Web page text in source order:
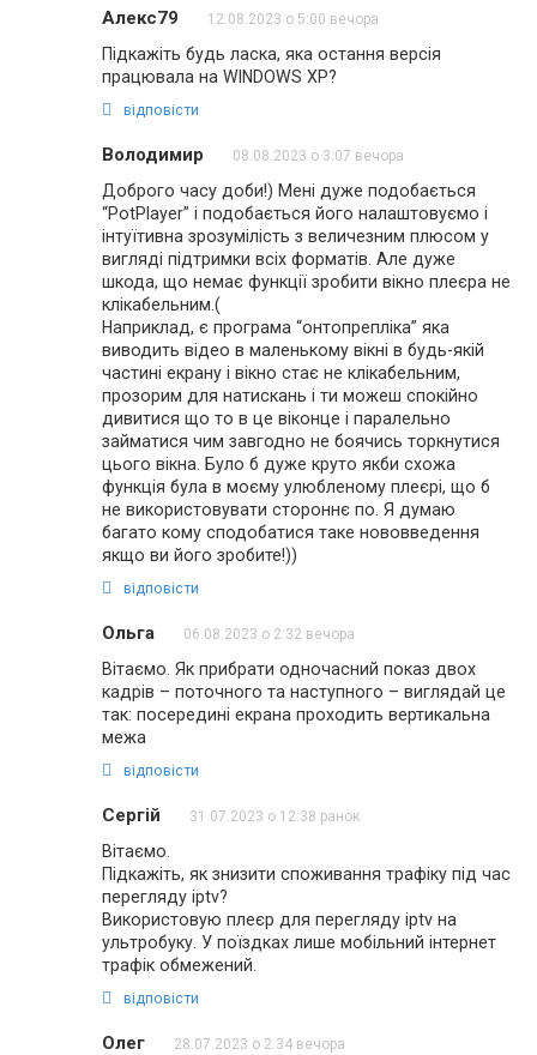
Алекс79 12.08.2023 о 5:00 вечора
Підкажіть будь ласка, яка остання версія
працювала на WINDOWS XP?
відповісти
Володимир 08.08.2023 о 3:07 вечора
Доброго часу доби!) Мені дуже подобається
“PotPlayer” і подобається його налаштовуємо і
інтуїтивна зрозумілість з величезним плюсом у
вигляді підтримки всіх форматів. Але дуже
шкода, що немає функції зробити вікно плеєра не
клікабельним.(
Наприклад, є програма “онтопрепліка” яка
виводить відео в маленькому вікні в будь-якій
частині екрану і вікно стає не клікабельним,
прозорим для натискань і ти можеш спокійно
дивитися що то в це віконце і паралельно
займатися чим завгодно не боячись торкнутися
цього вікна. Було б дуже круто якби схожа
функція була в моєму улюбленому плеєрі, що б
не використовувати стороннє по. Я думаю
багато кому сподобатися таке нововведення
якщо ви його зробите!))
відповісти
Ольга 06.08.2023 о 2:32 вечора
Вітаємо. Як прибрати одночасний показ двох
кадрів – поточного та наступного – виглядай це
так: посередині екрана проходить вертикальна
межа
відповісти
Сергій 31.07.2023 о 12:38 ранок
Вітаємо.
Підкажіть, як знизити споживання трафіку під час
перегляду iptv?
Використовую плеєр для перегляду iptv на
ультробуку. У поїздках лише мобільний інтернет
трафік обмежений.
відповісти
Олег 28.07.2023 о 2:34 вечора